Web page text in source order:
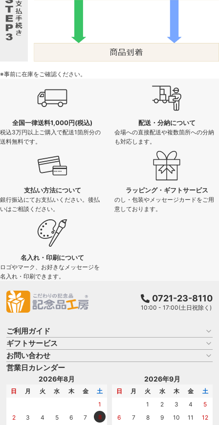
※事前に在庫をご確認ください。
全国一律送料1,000円(税込)
税込3万円以上ご購入で配送1箇所分の
送料無料です。
配送・分納について
会場への直接配送や複数箇所への分納
も対応します。
支払い方法について
銀行振込にてお支払いください。後払
いはご相談ください。
ラッピング・ギフトサービス
のし・包装やメッセージカードをご用
意しております。
名入れ・印刷について
ロゴやマーク、お好きなメッセージを
名入れ・印刷できます。
0721-23-8110
10:00 - 17:00(土日祝除く)
ご利用ガイド
お買い物ガイド
よくある質問
はじめての記念品選び
記念品工房の使い方
ギフトサービス
名入れについて
のし
メッセージカード
お問い合わせ
商品選びを相談する
名入れについて相談する
カタログを請求する
営業日カレンダー
2026年8月
日 月 火 水 木 金
土
1
2
3 4 5 6 7 8
2026年9月
日 月 火 水 木 金
土
1
2 3 4
5
6
7 8 9 10 11 12